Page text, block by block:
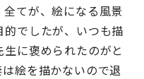
てが、絵になる風景
でしたが、いつも描
に褒められたのがと
絵を描かないので退